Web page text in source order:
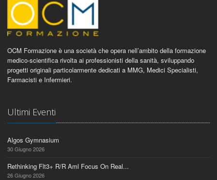
OCM Formazione è una società che opera nell’ambito della formazione
medico-scientifica rivolta ai professionisti della sanità, sviluppando
progetti originali particolarmente dedicati a MMG, Medici Specialisti,
Farmacisti e Infermieri.
Ultimi Eventi
Algos Gymnasium
30 Giugno 2026
Rethinking Flt3+ R/R Aml Focus On Real...
26 Giugno 2026